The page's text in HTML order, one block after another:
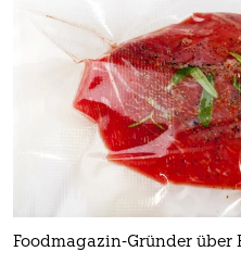
Foodmagazin-Gründer über